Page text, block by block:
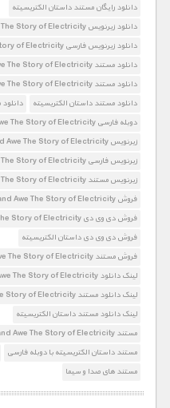
دانلود رایگان مستند داستان الکتریسیته
دانلود زیرنویس Shock and Awe The Story of Electricity
دانلود زیرنویس فارسی Shock and Awe The Story of Electricity
دانلود مستند Shock and Awe The Story of Electricity
دانلود مستند Shock and Awe The Story of Electricity با دوبله فارسی
دانلود مستند داستان الکتریسیته
دوبله فارسی Shock and Awe The Story of Electricity
زیرنویس Shock and Awe The Story of Electricity
زیرنویس فارسی Shock and Awe The Story of Electricity
زیرنویس مستند Shock and Awe The Story of Electricity
فروش Shock and Awe The Story of Electricity
فروش دی وی دی Shock and Awe The Story of Electricity
فروش دی وی دی داستان الکتریسیته
فروش مستند Shock and Awe The Story of Electricity
لینک دانلود Shock and Awe The Story of Electricity
لینک دانلود مستند Shock and Awe The Story of Electricity
لینک دانلود مستند داستان الکتریسیته
مستند Shock and Awe The Story of Electricity صدا و سیما
مستند داستان الکتریسیته با دوبله فارسی
مستند های صدا و سیما